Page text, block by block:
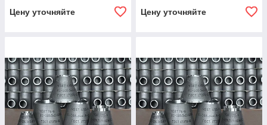
Цену уточняйте Цену уточняйте